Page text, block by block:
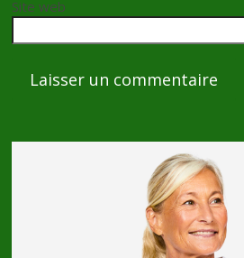
Site web